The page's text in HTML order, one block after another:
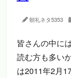
朝礼ネタ5353
皆さんの中に
読む方も多い
は2011年2月